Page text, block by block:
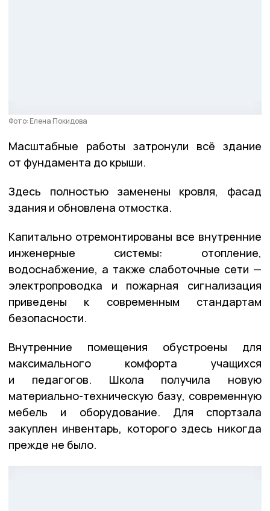
Фото: Елена Покидова
Масштабные работы затронули всё здание
от фундамента до крыши.
Здесь полностью заменены кровля, фасад
здания и обновлена отмостка.
Капитально отремонтированы все внутренние
инженерные системы: отопление,
водоснабжение, а также слаботочные сети —
электропроводка и пожарная сигнализация
приведены к современным стандартам
безопасности.
Внутренние помещения обустроены для
максимального комфорта учащихся
и педагогов. Школа получила новую
материально-техническую базу, современную
мебель и оборудование. Для спортзала
закуплен инвентарь, которого здесь никогда
прежде не было.